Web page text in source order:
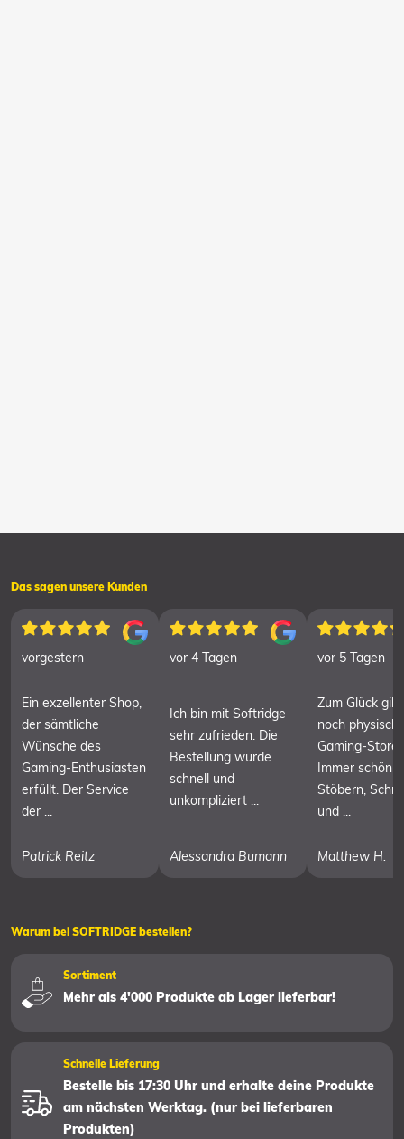
Das sagen unsere Kunden
vorgestern
Ein exzellenter Shop,
der sämtliche
Wünsche des
Gaming-Enthusiasten
erfüllt. Der Service
der ...
Patrick Reitz
vor 4 Tagen
Ich bin mit Softridge
sehr zufrieden. Die
Bestellung wurde
schnell und
unkompliziert ...
Alessandra Bumann
vor 5 Tagen
Zum Glück
noch
Gaming-
Immer schön
Stöbern,
und ...
Matthew H.
Warum bei SOFTRIDGE bestellen?
Sortiment
Mehr als 4'000 Produkte ab Lager lieferbar!
Schnelle Lieferung
Bestelle bis 17:30 Uhr und erhalte deine Produkte
am nächsten Werktag. (nur bei lieferbaren
Produkten)